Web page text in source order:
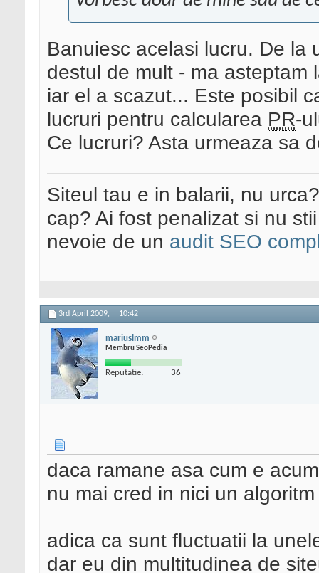
Banuiesc acelasi lucru. De la
destul de mult - ma asteptam
iar el a scazut... Este posibil
lucruri pentru calcularea PR-
Ce lucruri? Asta urmeaza sa
Siteul tau e in balarii, nu
cap? Ai fost penalizat si nu
nevoie de un audit SEO
3rd April 2009, 10:42
mariuslmm
Membru SeoPedia
Reputatie: 36
daca ramane asa cum e
nu mai cred in nici un
adica ca sunt fluctuatii la
dar eu din multitudinea de